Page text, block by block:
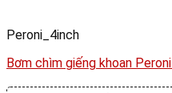
Peroni_4inch
Bơm chìm giếng khoan